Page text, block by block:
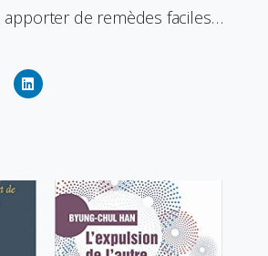
apporter de remèdes faciles…